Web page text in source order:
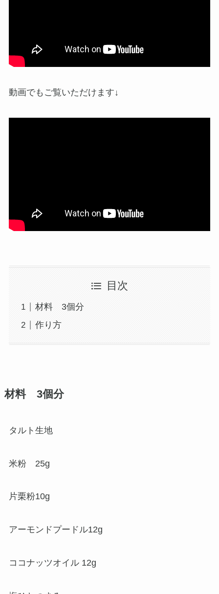
動画でもご覧いただけます↓
目次
材料 3個分
作り方
材料 3個分
タルト生地
米粉 25g
片栗粉10g
アーモンドプードル12g
ココナッツオイル 12g